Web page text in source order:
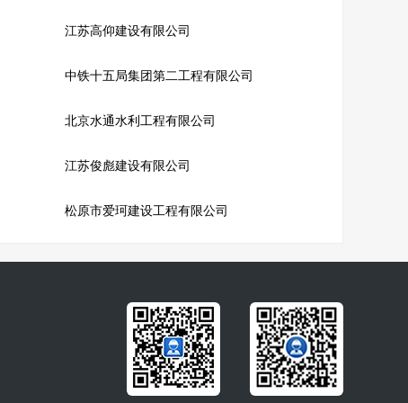
江苏高仰建设有限公司
中铁十五局集团第二工程有限公司
北京水通水利工程有限公司
江苏俊彪建设有限公司
松原市爱珂建设工程有限公司